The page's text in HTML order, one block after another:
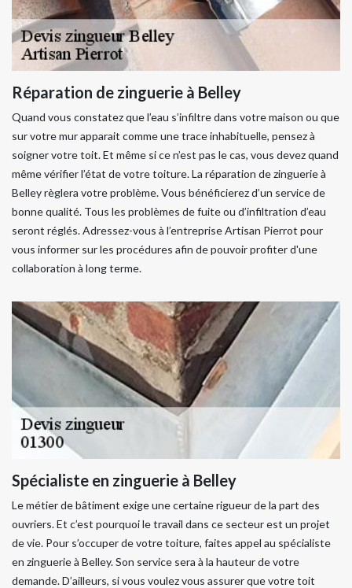
Réparation de zinguerie à Belley
Quand vous constatez que l’eau s’infiltre dans votre maison ou que
sur votre mur apparait comme une trace inhabituelle, pensez à
soigner votre toit. Et même si ce n’est pas le cas, vous devez quand
même vérifier l’état de votre toiture. La réparation de zinguerie à
Belley règlera votre problème. Vous bénéficierez d’un service de
bonne qualité. Tous les problèmes de fuite ou d’infiltration d’eau
seront réglés. Adressez-vous à l’entreprise Artisan Pierrot pour
vous informer sur les procédures afin de pouvoir profiter d'une
collaboration à long terme.
Spécialiste en zinguerie à Belley
Le métier de bâtiment exige une certaine rigueur de la part des
ouvriers. Et c’est pourquoi le travail dans ce secteur est un projet
de vie. Pour s’occuper de votre toiture, faites appel au spécialiste
en zinguerie à Belley. Son service sera à la hauteur de votre
demande. D’ailleurs, si vous voulez vous assurer que votre toit